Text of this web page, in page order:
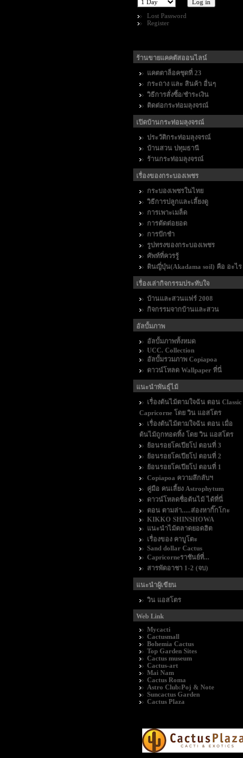
Lost Password
Register
ร้านขายแคคตัสออนไลน์
แคตตาล็อคชุดที่ 23
กระถาง และ สินค้า อื่นๆ
วิธีการสั่งซื้อ/ชำระเงิน
ติดต่อกระท่อมลุงจรณ์
เปิดบ้านกระท่อมลุงจรณ์
ประวัติกระท่อมลุงจรณ์
บ้านสวน ปทุมธานี
ร้านกระท่อมลุงจรณ์
เรื่องของกระบองเพชร
กระบองเพชรในไทย
วิธีการปลูกและเลี้ยงดู
การเพาะเมล็ด
การตัดต่อยอด
การปักชำ
รูปทรงของกระบองเพชร
ศัพท์ที่ควรรู้
ดินญี่ปุ่น(Akadama soil) คือ อะไร
เรื่องเล่ากิจกรรมประทับใจ
บ้านและสวนแฟร์ 2008
กิจกรรมจากบ้านและสวน
อัลบั้มภาพ
อัลบั้มภาพทั้งหมด
UCC. Collection
อัลบั้มรวมภาพ Copiapoa
ดาวน์โหลด Wallpaper ที่นี่
แนะนำพันธุ์ไม้
เรื่องต้นไม้ตามใจฉัน ตอน Classic
Capricorne โดย วิน แอสโตร
เรื่องต้นไม้ตามใจฉัน ตอน เมื่อ
ต้นไม้ถูกทอดทิ้ง โดย วิน แอสโตร
ย้อนรอยโคเปียโป ตอนที่ 3
ย้อนรอยโคเปียโป ตอนที่ 2
ย้อนรอยโคเปียโป ตอนที่ 1
Copiapoa ความลึกลับฯ
คู่มือ คนเลี้ยง Astrophytum
ดาวน์โหลดชื่อต้นไม้ ได้ที่นี่
ตอน ตามล่า.....ส่องหากิ๊กโกะ
KIKKO SHINSHOWA
แนะนำไม้ตลาดยอดฮิต
เรื่องของ คาบูโตะ
Sand dollar Cactus
Capricorneราชันย์ที่...
สารพัดอาชา 1-2 (จบ)
แนะนำผู้เขียน
วิน แอสโตร
Web Link
Mycacti
Cactusmall
Bohemia Cactus
Top Garden Sites
Cactus museum
Cactus-art
Mai Nam
Cactus Roma
Astro Club:Poj & Note
Suncactus Garden
Cactus Plaza